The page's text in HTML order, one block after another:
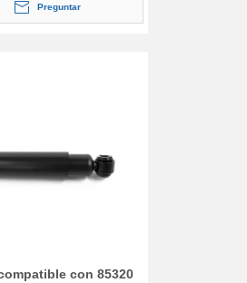
Preguntar
con 85320